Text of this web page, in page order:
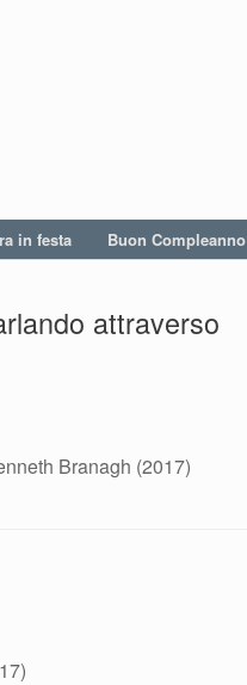
in festa Buon Compleanno
attraverso
Branagh (2017)